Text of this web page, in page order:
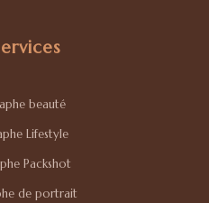
beauté
Lifestyle
Packshot
de portrait